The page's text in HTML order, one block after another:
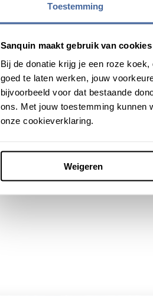
Toestemming
Sanquin maakt gebruik van
Bij de donatie krijg je een roze
goed te laten werken, jouw
bijvoorbeeld voor dat bestaande
ons. Met jouw toestemming kunnen
onze cookieverklaring.
Weigeren
Ondertussen heeft Sanquin in de
waar Sanquin op grote
beantwoorden. Dat kan alleen
Deel dit bericht via: